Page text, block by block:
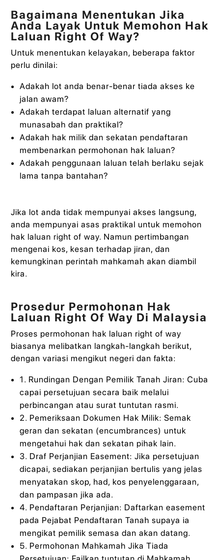
Bagaimana Menentukan Jika
Anda Layak Untuk Memohon Hak
Laluan Right Of Way?
Untuk menentukan kelayakan, beberapa faktor
perlu dinilai:
Adakah lot anda benar-benar tiada akses ke
jalan awam?
Adakah terdapat laluan alternatif yang
munasabah dan praktikal?
Adakah hak milik dan sekatan pendaftaran
membenarkan permohonan hak laluan?
Adakah penggunaan laluan telah berlaku sejak
lama tanpa bantahan?
Jika lot anda tidak mempunyai akses langsung,
anda mempunyai asas praktikal untuk memohon
hak laluan right of way. Namun pertimbangan
mengenai kos, kesan terhadap jiran, dan
kemungkinan perintah mahkamah akan diambil
kira.
Prosedur Permohonan Hak
Laluan Right Of Way Di Malaysia
Proses permohonan hak laluan right of way
biasanya melibatkan langkah-langkah berikut,
dengan variasi mengikut negeri dan fakta:
1. Rundingan Dengan Pemilik Tanah Jiran: Cuba
capai persetujuan secara baik melalui
perbincangan atau surat tuntutan rasmi.
2. Pemeriksaan Dokumen Hak Milik: Semak
geran dan sekatan (encumbrances) untuk
mengetahui hak dan sekatan pihak lain.
3. Draf Perjanjian Easement: Jika persetujuan
dicapai, sediakan perjanjian bertulis yang jelas
menyatakan skop, had, kos penyelenggaraan,
dan pampasan jika ada.
4. Pendaftaran Perjanjian: Daftarkan easement
pada Pejabat Pendaftaran Tanah supaya ia
mengikat pemilik semasa dan akan datang.
5. Permohonan Mahkamah Jika Tiada